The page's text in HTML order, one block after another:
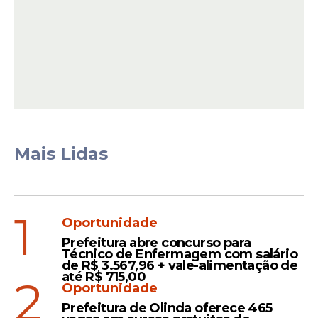
sucessos e momentos
marcantes da carreira
No palco, o público poderá reviver canções
icônicas que marcaram a carreira do
artista, como“Oceano”, “Flor de Lis”,
“Samurai” e “Se”. O musical aposta em uma
Mais Lidas
1
Oportunidade
Prefeitura abre concurso para
Técnico de Enfermagem com salário
de R$ 3.567,96 + vale-alimentação de
até R$ 715,00
2
Oportunidade
Prefeitura de Olinda oferece 465